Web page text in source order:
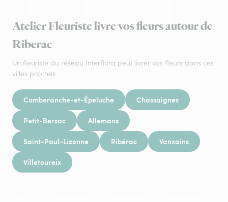
Atelier Fleuriste livre vos fleurs autour de
Riberac
Un fleuriste du réseau Interflora peut livrer vos fleurs dans ces
villes proches.
Comberanche-et-Épeluche Chassaignes
Petit-Bersac Allemans
Saint-Paul-Lizonne Ribérac Vanxains
Villetoureix